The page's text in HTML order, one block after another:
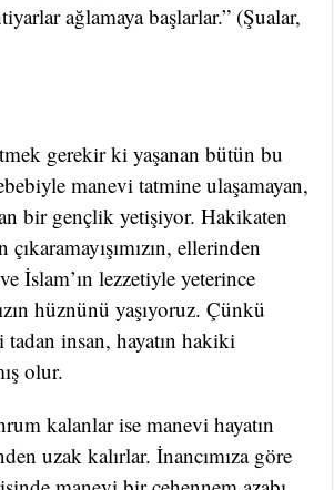
ağlamaya başlarlar.” (Şualar,
gerekir ki yaşanan bütün bu
manevi tatmine ulaşamayan,
bir gençlik yetişiyor. Hakikaten
çıkaramayışımızın, ellerinden
ve İslam’ın lezzetiyle yeterince
hüznünü yaşıyoruz. Çünkü
tadan insan, hayatın hakiki
olur.
kalanlar ise manevi hayatın
uzak kalırlar. İnancımıza göre